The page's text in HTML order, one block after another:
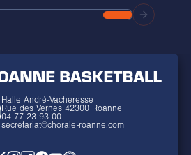
Halle André-Vacheresse
Rue des Vernes 42300 Roanne
04 77 23 93 00
secretariat@chorale-roanne.com